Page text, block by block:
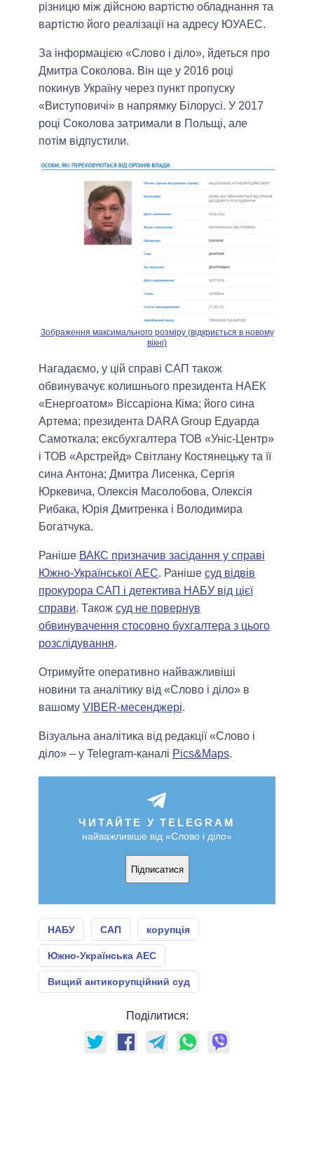
різницю між дійсною вартістю обладнання та
вартістю його реалізації на адресу ЮУАЕС.
За інформацією «Слово і діло», йдеться про
Дмитра Соколова. Він ще у 2016 році
покинув Україну через пункт пропуску
«Виступовичі» в напрямку Білорусі. У 2017
році Соколова затримали в Польщі, але
потім відпустили.
Зображення максимального розміру (відкриється в новому
вікні)
Нагадаємо, у цій справі САП також
обвинувачує колишнього президента НАЕК
«Енергоатом» Віссаріона Кіма; його сина
Артема; президента DARA Group Едуарда
Самоткала; ексбухгалтера ТОВ «Уніс-Центр»
і ТОВ «Арстрейд» Світлану Костянецьку та її
сина Антона; Дмитра Лисенка, Сергія
Юркевича, Олексія Масолобова, Олексія
Рибака, Юрія Дмитренка і Володимира
Богатчука.
Раніше ВАКС призначив засідання у справі
Южно-Української АЕС. Раніше суд відвів
прокурора САП і детектива НАБУ від цієї
справи. Також суд не повернув
обвинувачення стосовно бухгалтера з цього
розслідування.
Отримуйте оперативно найважливіші
новини та аналітику від «Слово і діло» в
вашому VIBER-месенджері.
Візуальна аналітика від редакції «Слово і
діло» – у Telegram-каналі Pics&Maps.
ЧИТАЙТЕ У TELEGRAM
найважливіше від «Слово і діло»
Підписатися
НАБУ САП корупція
Южно-Українська АЕС
Вищий антикорупційний суд
Поділитися: